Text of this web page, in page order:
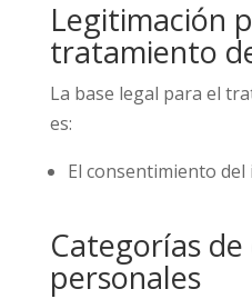
Legitimación
tratamiento
La base legal para el
es:
El consentimiento del
Categorías
personales